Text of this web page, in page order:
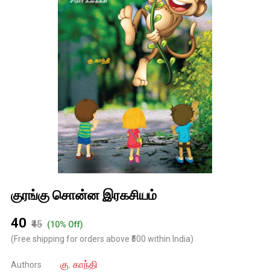
குரங்கு சொன்ன இரகசியம்
₹40 ₹45 (10% Off)
(Free shipping for orders above ₹500 within India)
Authors கு. காந்தி